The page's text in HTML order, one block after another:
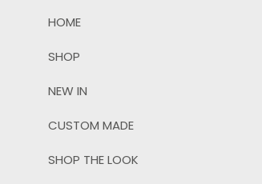
HOME
SHOP
NEW IN
CUSTOM MADE
SHOP THE LOOK